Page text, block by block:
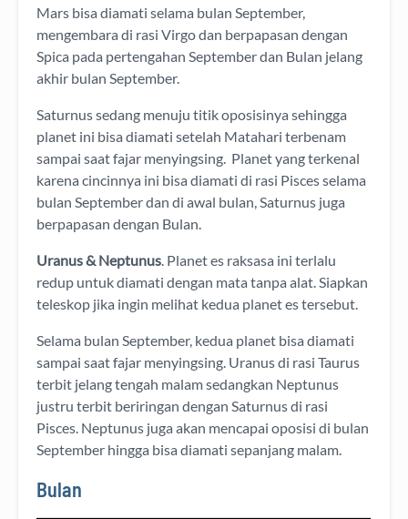
Mars bisa diamati selama bulan September,
mengembara di rasi Virgo dan berpapasan dengan
Spica pada pertengahan September dan Bulan jelang
akhir bulan September.
Saturnus sedang menuju titik oposisinya sehingga
planet ini bisa diamati setelah Matahari terbenam
sampai saat fajar menyingsing. Planet yang terkenal
karena cincinnya ini bisa diamati di rasi Pisces selama
bulan September dan di awal bulan, Saturnus juga
berpapasan dengan Bulan.
Uranus & Neptunus. Planet es raksasa ini terlalu
redup untuk diamati dengan mata tanpa alat. Siapkan
teleskop jika ingin melihat kedua planet es tersebut.
Selama bulan September, kedua planet bisa diamati
sampai saat fajar menyingsing. Uranus di rasi Taurus
terbit jelang tengah malam sedangkan Neptunus
justru terbit beriringan dengan Saturnus di rasi
Pisces. Neptunus juga akan mencapai oposisi di bulan
September hingga bisa diamati sepanjang malam.
Bulan